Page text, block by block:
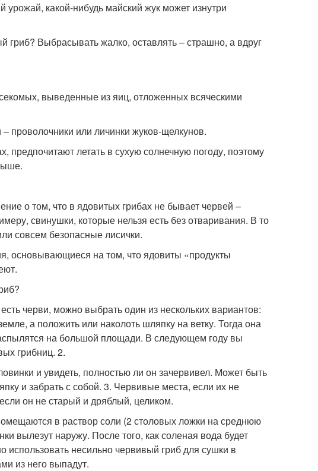
какой-нибудь майский жук может изнутри
гриб? Выбрасывать жалко, оставлять – страшно, а вдруг
выведенные из яиц, отложенных всяческими
проволочники или личинки жуков-щелкунов.
летать в сухую солнечную погоду, поэтому
о том, что в ядовитых грибах не бывает червей –
свинушки, которые нельзя есть без отваривания. В то
совсем безопасные лисички.
основывающиеся на том, что ядовиты «продукты
черви, можно выбрать один из нескольких вариантов:
а положить или наколоть шляпку на ветку. Тогда она
на большой площади. В следующем году вы
грибниц. 2.
и увидеть, полностью ли он зачервивел. Может быть
и забрать с собой. 3. Червивые места, если их не
он не старый и дряблый, целиком.
в раствор соли (2 столовых ложки на среднюю
вылезут наружу. После того, как соленая вода будет
несильно червивый гриб для сушки в
из него выпадут.